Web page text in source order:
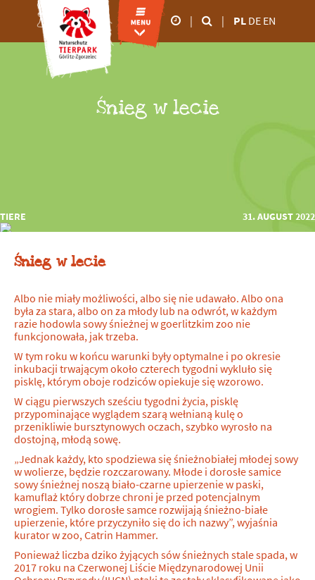
godziny otwarcia
09.00 - 18:00
| | PL DE EN
Śnieg w lecie
TIERE 31. AUGUST 2022
Śnieg w lecie
Albo nie miały możliwości, albo się nie udawało. Albo ona
była za stara, albo on za młody lub na odwrót, w każdym
razie hodowla sowy śnieżnej w goerlitzkim zoo nie
funkcjonowała, jak trzeba.
W tym roku w końcu warunki były optymalne i po okresie
inkubacji trwającym około czterech tygodni wykluło się
pisklę, którym oboje rodziców opiekuje się wzorowo.
W ciągu pierwszych sześciu tygodni życia, pisklę
przypominające wyglądem szarą wełnianą kulę o
przenikliwie bursztynowych oczach, szybko wyrosło na
dostojną, młodą sowę.
„Jednak każdy, kto spodziewa się śnieżnobiałej młodej sowy
w wolierze, będzie rozczarowany. Młode i dorosłe samice
sowy śnieżnej noszą biało-czarne upierzenie w paski,
kamuflaż który dobrze chroni je przed potencjalnym
wrogiem. Tylko dorosłe samce rozwijają śnieżno-białe
upierzenie, które przyczyniło się do ich nazwy”, wyjaśnia
kurator w zoo, Catrin Hammer.
Ponieważ liczba dziko żyjących sów śnieżnych stale spada, w
2017 roku na Czerwonej Liście Międzynarodowej Unii